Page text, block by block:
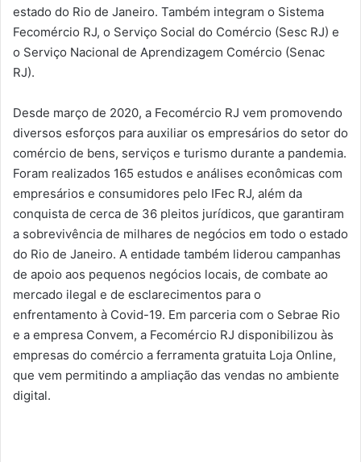
estado do Rio de Janeiro. Também integram o Sistema
Fecomércio RJ, o Serviço Social do Comércio (Sesc RJ) e
o Serviço Nacional de Aprendizagem Comércio (Senac
RJ).
Desde março de 2020, a Fecomércio RJ vem promovendo
diversos esforços para auxiliar os empresários do setor do
comércio de bens, serviços e turismo durante a pandemia.
Foram realizados 165 estudos e análises econômicas com
empresários e consumidores pelo IFec RJ, além da
conquista de cerca de 36 pleitos jurídicos, que garantiram
a sobrevivência de milhares de negócios em todo o estado
do Rio de Janeiro. A entidade também liderou campanhas
de apoio aos pequenos negócios locais, de combate ao
mercado ilegal e de esclarecimentos para o
enfrentamento à Covid-19. Em parceria com o Sebrae Rio
e a empresa Convem, a Fecomércio RJ disponibilizou às
empresas do comércio a ferramenta gratuita Loja Online,
que vem permitindo a ampliação das vendas no ambiente
digital.